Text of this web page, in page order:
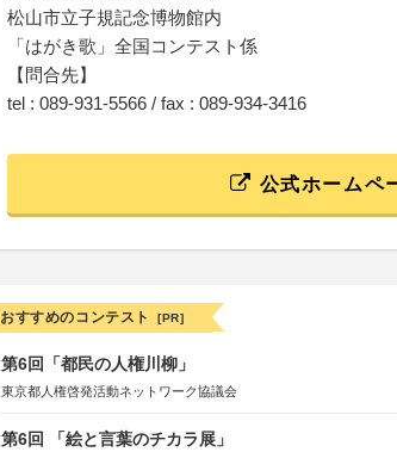
松山市立子規記念博物館内
「はがき歌」全国コンテスト係
【問合先】
tel : 089-931-5566 / fax : 089-934-3416
公式ホームペ
おすすめのコンテスト [PR]
第6回「都民の人権川柳」
東京都人権啓発活動ネットワーク協議会
第6回 「絵と言葉のチカラ展」